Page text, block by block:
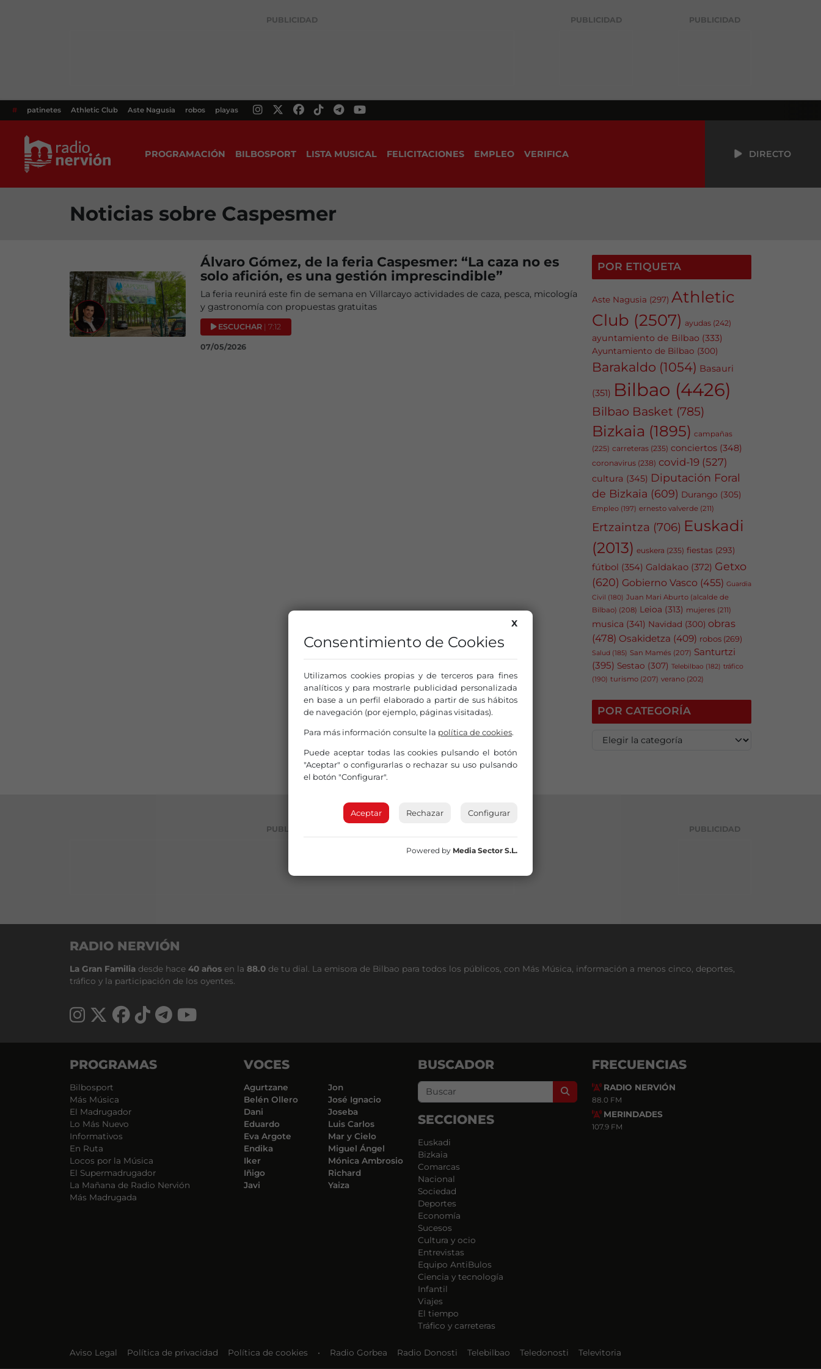
PUBLICIDAD PUBLICIDAD PUBLICIDAD
# patinetes Athletic Club Aste Nagusia robos playas
PROGRAMACIÓN BILBOSPORT LISTA MUSICAL FELICITACIONES EMPLEO VERIFICA DIRECTO
Noticias sobre Caspesmer
Álvaro Gómez, de la feria Caspesmer: “La caza no es
solo afición, es una gestión imprescindible”
La feria reunirá este fin de semana en Villarcayo actividades de caza, pesca, micología
y gastronomía con propuestas gratuitas
ESCUCHAR | 7:12
07/05/2026
POR ETIQUETA
Aste Nagusia (297) Athletic
Club (2507) ayudas (242)
ayuntamiento de Bilbao (333)
Ayuntamiento de Bilbao (300)
Barakaldo (1054) Basauri
(351) Bilbao (4426)
Bilbao Basket (785)
Bizkaia (1895) campañas
(225) carreteras (235) conciertos (348)
coronavirus (238) covid-19 (527)
cultura (345) Diputación Foral
de Bizkaia (609) Durango (305)
Empleo (197) ernesto valverde (211)
Ertzaintza (706) Euskadi
(2013) euskera (235) fiestas (293)
fútbol (354) Galdakao (372) Getxo
(620) Gobierno Vasco (455) Guardia
Civil (180) Juan Mari Aburto (alcalde de
Bilbao) (208) Leioa (313) mujeres (211)
musica (341) Navidad (300) obras
(478) Osakidetza (409) robos (269)
Salud (185) San Mamés (207) Santurtzi
(395) Sestao (307) Telebilbao (182) tráfico
(190) turismo (207) verano (202)
POR CATEGORÍA
PUBLICIDAD PUBLICIDAD
RADIO NERVIÓN
La Gran Familia desde hace 40 años en la 88.0 de tu dial. La emisora de Bilbao para todos los públicos, con Más Música, información a menos cinco, deportes,
tráfico y la participación de los oyentes.
PROGRAMAS
Bilbosport
Más Música
El Madrugador
Lo Más Nuevo
Informativos
En Ruta
Locos por la Música
El Supermadrugador
La Mañana de Radio Nervión
Más Madrugada
VOCES
Agurtzane
Belén Ollero
Dani
Eduardo
Eva Argote
Endika
Iker
Iñigo
Javi
Jon
José Ignacio
Joseba
Luis Carlos
Mar y Cielo
Miguel Ángel
Mónica Ambrosio
Richard
Yaiza
BUSCADOR
Search
SECCIONES
Euskadi
Bizkaia
Comarcas
Nacional
Sociedad
Deportes
Economía
Sucesos
Cultura y ocio
Entrevistas
Equipo AntiBulos
Ciencia y tecnología
Infantil
Viajes
El tiempo
Tráfico y carreteras
FRECUENCIAS
RADIO NERVIÓN
88.0 FM
MERINDADES
107.9 FM
Aviso Legal Política de privacidad Política de cookies • Radio Gorbea Radio Donosti Telebilbao Teledonosti Televitoria
X
Consentimiento de Cookies
Utilizamos cookies propias y de terceros para fines
analíticos y para mostrarle publicidad personalizada
en base a un perfil elaborado a partir de sus hábitos
de navegación (por ejemplo, páginas visitadas).
Para más información consulte la política de cookies.
Puede aceptar todas las cookies pulsando el botón
"Aceptar" o configurarlas o rechazar su uso pulsando
el botón "Configurar".
Aceptar Rechazar Configurar
Powered by Media Sector S.L.